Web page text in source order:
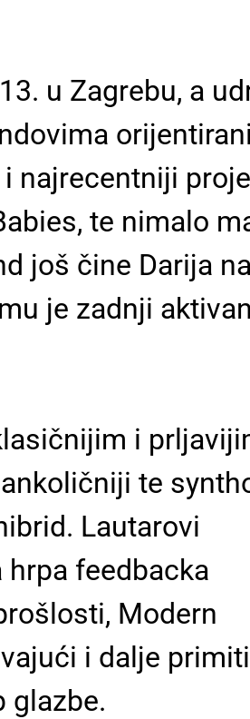
u Zagrebu, a
najrecentniji
te nimalo
još čine Darija na
je zadnji
i
te
Lautarovi
feedbacka
Modern
i dalje
glazbe.